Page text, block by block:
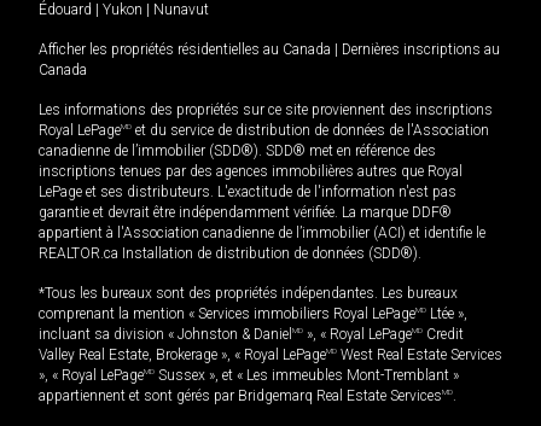
Édouard
Yukon Nunavut
Afficher les propriétés résidentielles au Canada
Dernières inscriptions au
Canada
Les informations des propriétés sur ce site proviennent des inscriptions
Royal LePageMD et du service de distribution de données de l'Association
canadienne de l’immobilier (SDD®). SDD® met en référence des
inscriptions tenues par des agences immobilières autres que Royal
LePage et ses distributeurs. L'exactitude de l'information n'est pas
garantie et devrait être indépendamment vérifiée. La marque DDF®
appartient à l'Association canadienne de l’immobilier (ACI) et identifie le
REALTOR.ca Installation de distribution de données (SDD®).
*Tous les bureaux sont des propriétés indépendantes. Les bureaux
comprenant la mention « Services immobiliers Royal LePageMD Ltée »,
incluant sa division « Johnston & Daniel MD », « Royal LePageMD Credit
Valley Real Estate, Brokerage », « Royal LePageMD West Real Estate Services
», « Royal LePageMD Sussex », et « Les immeubles Mont-Tremblant »
appartiennent et sont gérés par Bridgemarq Real Estate ServicesMD.